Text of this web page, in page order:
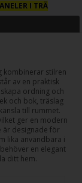
I TRÄ
kombinerar stilren
av en praktisk
ordning och
och bok, träslag
till rummet.
ger en modern
är designade för
lika användbara i
en elegant
ditt hem.